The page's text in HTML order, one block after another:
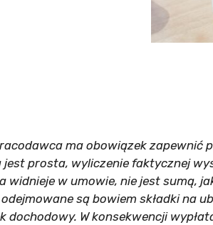
ma obowiązek zapewnić
prosta, wyliczenie faktycznej
w umowie, nie jest sumą,
są bowiem składki na
W konsekwencji